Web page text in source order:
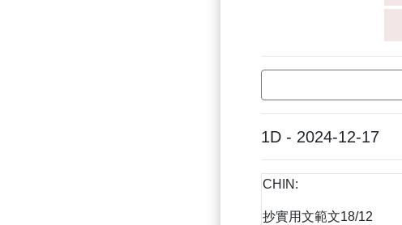
1D - 2024-12-17
CHIN:
抄實用文範文18/12